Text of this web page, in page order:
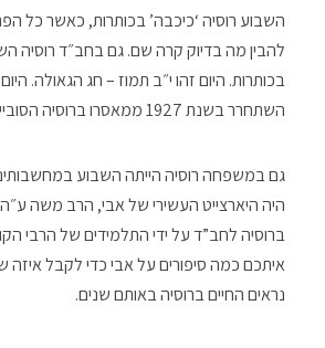
השבוע רוסיה ‘כיכבה’ בכותרות, כאשר כל
להבין מה בדיוק קרה שם. גם בחב״ד רוסיה
בכותרות. היום זהו י״ב תמוז – חג הגאולה.
השתחרר בשנת 1927 ממאסרו ברוסיה הסובייטית.
גם במשפחה רוסיה הייתה השבוע
היה היארצייט העשירי של אבי, הרב משה
ברוסיה לחב”ד על ידי התלמידים של הרבי
איתכם כמה סיפורים על אבי כדי לקבל איזה
נראים החיים ברוסיה באותם שנים.